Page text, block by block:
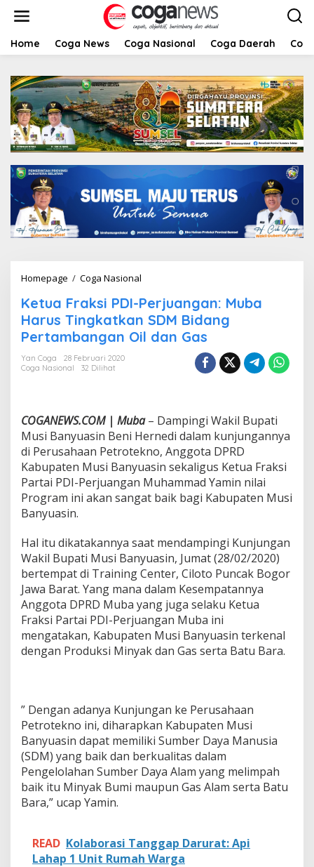
t
Home Coga News Coga Nasional Coga Daerah
Homepage / Coga Nasional
t
u
a
F
P
I
-
P
e
r
j
n
g
a
n
M
u
b
a
H
s
T
i
n
g
k
a
S
D
Ketua Fraksi PDI-Perjuangan: Muba
Harus Tingkatkan SDM Bidang
Pertambangan Oil dan Gas
Yan Coga
28 Februari 2020
Coga Nasional
32 Dilihat
COGANEWS.COM | Muba– Dampingi Wakil Bupati
Musi Banyuasin Beni Hernedi dalam kunjungannya
di Perusahaan Petrotekno, Anggota DPRD
Kabupaten Musi Banyuasin sekaligus Ketua Fraksi
Partai PDI-Perjuangan Muhammad Yamin nilai
Program ini akan sangat baik bagi Kabupaten Musi
Banyuasin.
Hal itu dikatakannya saat mendampingi Kunjungan
Wakil Bupati Musi Banyuasin, Jumat (28/02/2020)
bertempat di Training Center, Ciloto Puncak Bogor
Jawa Barat. Yang mana dalam Kesempatannya
Anggota DPRD Muba yang juga selaku Ketua
Fraksi Partai PDI-Perjuangan Muba ini
mengatakan, Kabupaten Musi Banyuasin terkenal
dengan Produksi Minyak dan Gas serta Batu Bara.
” Dengan adanya Kunjungan ke Perusahaan
Petrotekno ini, diharapkan Kabupaten Musi
Banyuasin dapat memiliki Sumber Daya Manusia
(SDM) yang baik dan berkualitas dalam
Pengelolahan Sumber Daya Alam yang melimpah
baik itu Minyak Bumi maupun Gas Alam serta Batu
Bara,” ucap Yamin.
READ Kolaborasi Tanggap Darurat: Api
Lahap 1 Unit Rumah Warga